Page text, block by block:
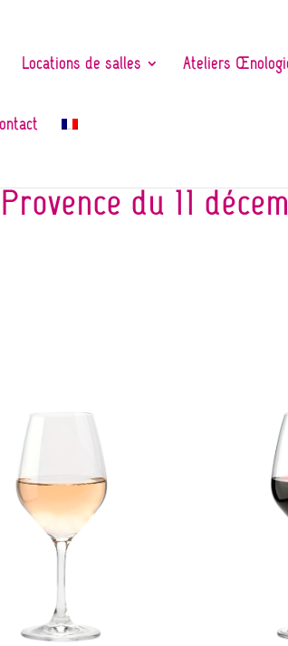
Locations de salles Ateliers
du 11